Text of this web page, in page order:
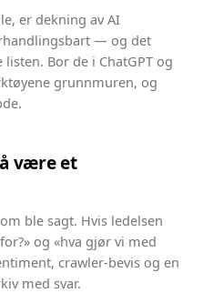
er dekning av AI
— og det
Bor de i ChatGPT og
grunnmuren, og
være et
ble sagt. Hvis ledelsen
og «hva gjør vi med
crawler-bevis og en
med svar.